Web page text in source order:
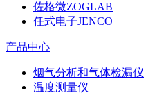
佐格微ZOGLAB
任式电子JENCO
产品中心
烟气分析和气体检漏仪
温度测量仪